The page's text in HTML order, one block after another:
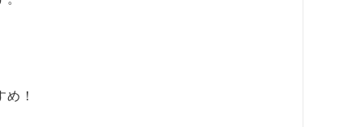
！